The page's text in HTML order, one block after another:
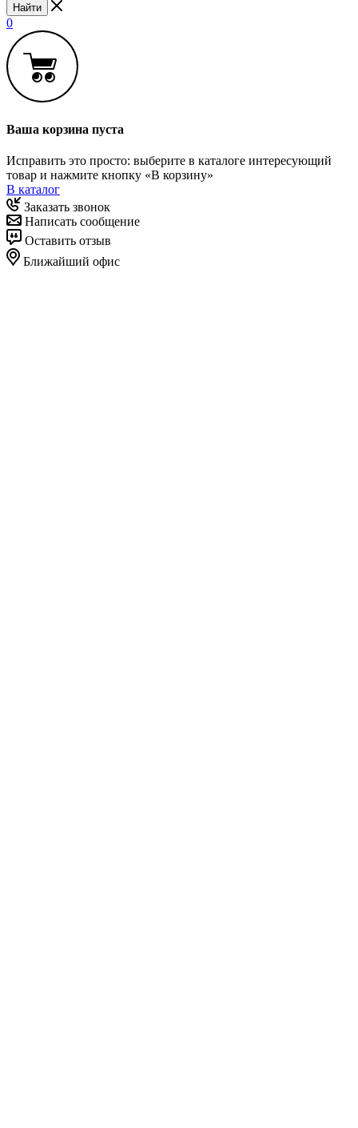
Найти
0
Ваша корзина пуста
Исправить это просто: выберите в каталоге интересующий
товар и нажмите кнопку «В корзину»
В каталог
Заказать звонок
Написать сообщение
Оставить отзыв
Ближайший офис